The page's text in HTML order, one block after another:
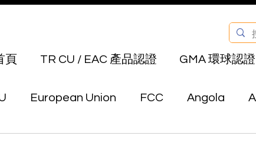
頁 TR CU / EAC 產品認證 GMA 環球認證
European Union FCC Angola